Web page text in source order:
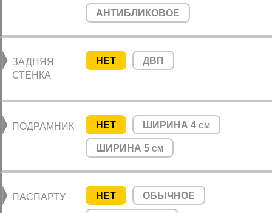
АНТИБЛИКОВОЕ
ЗАДНЯЯ
СТЕНКА
НЕТ ДВП
ПОДРАМНИК НЕТ ШИРИНА 4 СМ
ШИРИНА 5 СМ
ПАСПАРТУ НЕТ ОБЫЧНОЕ